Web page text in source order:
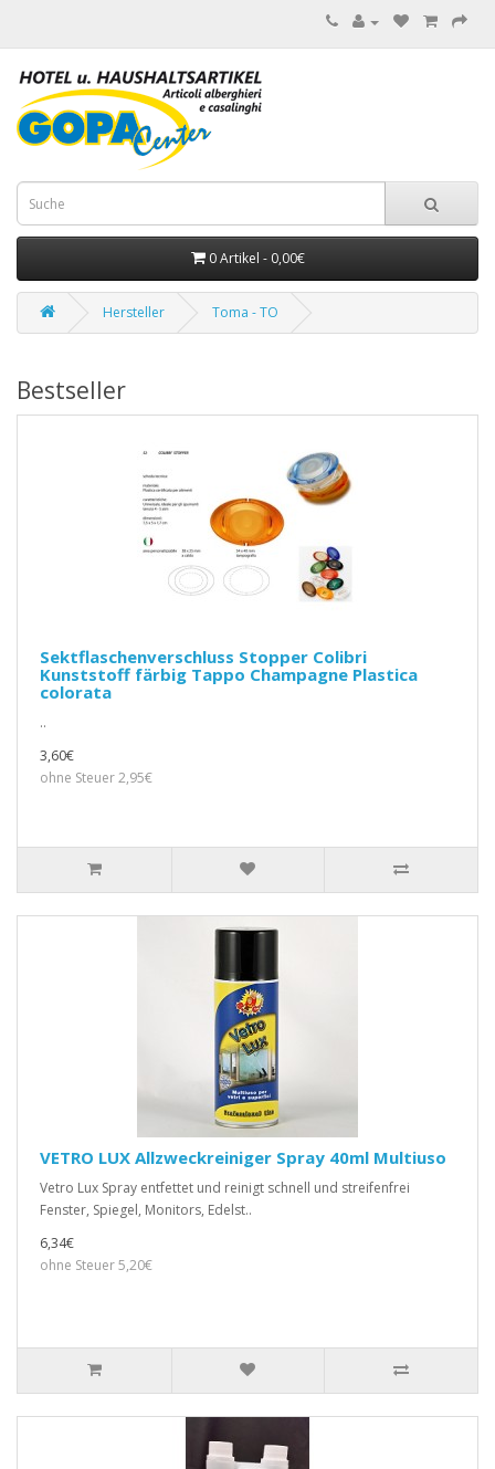
0 Artikel - 0,00€
Hersteller Toma - TO
Bestseller
Sektflaschenverschluss Stopper Colibri
Kunststoff färbig Tappo Champagne Plastica
colorata
..
3,60€
ohne Steuer 2,95€
VETRO LUX Allzweckreiniger Spray 40ml Multiuso
Vetro Lux Spray entfettet und reinigt schnell und streifenfrei
Fenster, Spiegel, Monitors, Edelst..
6,34€
ohne Steuer 5,20€